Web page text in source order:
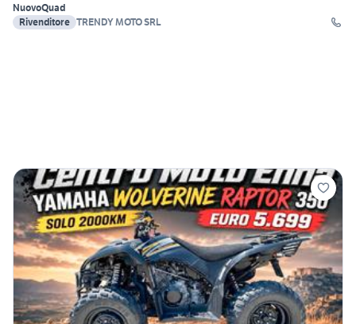
NuovoQuad
Rivenditore TRENDY MOTO SRL